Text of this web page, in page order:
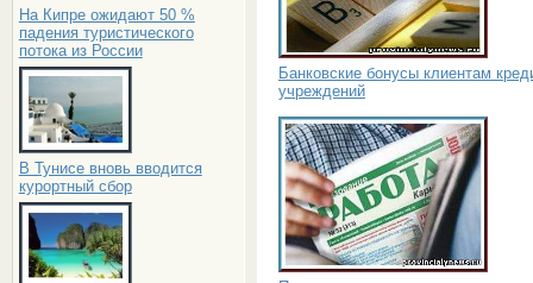
На Кипре ожидают 50 %
падения туристического
потока из России
В Тунисе вновь вводится
курортный сбор
Банковские бонусы клиентам
учреждений